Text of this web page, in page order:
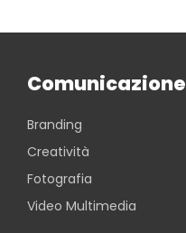
Comunicazione
Branding
Creatività
Fotografia
Video Multimedia